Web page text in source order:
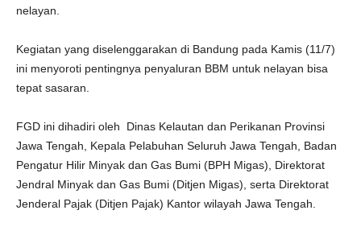
nelayan.
Kegiatan yang diselenggarakan di Bandung pada Kamis (11/7)
ini menyoroti pentingnya penyaluran BBM untuk nelayan bisa
tepat sasaran.
FGD ini dihadiri oleh Dinas Kelautan dan Perikanan Provinsi
Jawa Tengah, Kepala Pelabuhan Seluruh Jawa Tengah, Badan
Pengatur Hilir Minyak dan Gas Bumi (BPH Migas), Direktorat
Jendral Minyak dan Gas Bumi (Ditjen Migas), serta Direktorat
Jenderal Pajak (Ditjen Pajak) Kantor wilayah Jawa Tengah.